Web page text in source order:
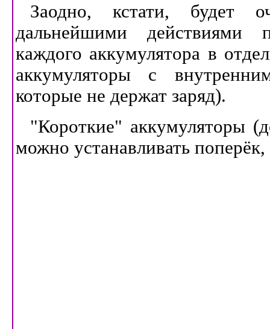
Заодно, кстати, будет
дальнейшими действиями
каждого аккумулятора в
аккумуляторы с
которые не держат заряд).
"Короткие" аккумуляторы
можно устанавливать